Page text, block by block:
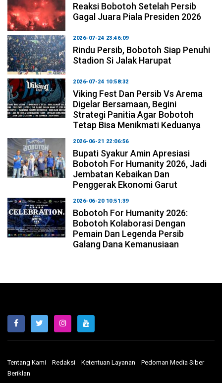
Reaksi Bobotoh Setelah Persib
Gagal Juara Piala Presiden 2026
2026-07-24 23:46:09
Rindu Persib, Bobotoh Siap Penuhi
Stadion Si Jalak Harupat
2026-07-24 10:58:32
Viking Fest Dan Persib Vs Arema
Digelar Bersamaan, Begini
Strategi Panitia Agar Bobotoh
Tetap Bisa Menikmati Keduanya
2026-06-21 22:06:56
Bupati Syakur Amin Apresiasi
Bobotoh For Humanity 2026, Jadi
Jembatan Kebaikan Dan
Penggerak Ekonomi Garut
2026-06-20 10:51:39
Bobotoh For Humanity 2026:
Bobotoh Kolaborasi Dengan
Pemain Dan Legenda Persib
Galang Dana Kemanusiaan
Tentang Kami Redaksi Ketentuan Layanan
Pedoman Media Siber
Beriklan